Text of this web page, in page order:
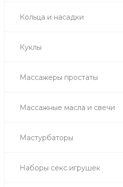
Кольца и насадки
Куклы
Массажеры простаты
Массажные масла и свечи
Мастурбаторы
Наборы секс игрушек